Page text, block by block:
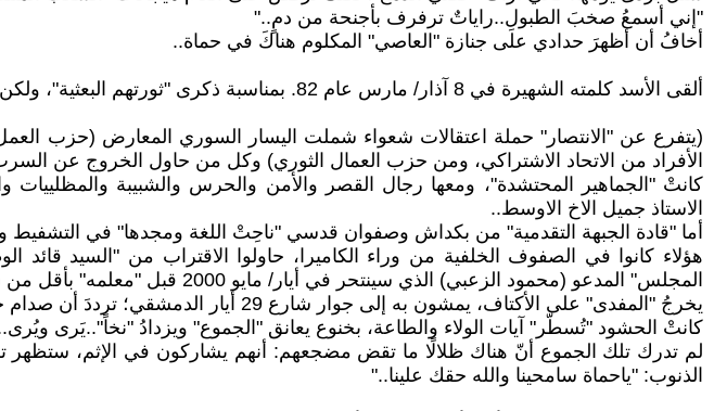
"إني أسمعُ صخبَ الطبولِ..راياتٌ ترفرف بأجنحة من دمٍ.."
أخافُ أن أظهرَ حدادي على جنازة "العاصي" المكلوم هناكَ في حماة..
ألقى الأسد كلمته الشهيرة في 8 آذار/ مارس عام 82. بمناسبة ذكرى "ثورتهم البعثية"، ولكن الأهم هو إعلان الانتصار على الإخوان المسلمين في حماة.
(يتفرع عن "الانتصار" حملة اعتقالات شعواء شملت اليسار السوري المعارض (حزب
الأفراد من الاتحاد الاشتراكي، ومن حزب العمال الثوري) وكل من حاول الخروج عن
كانتْ "الجماهير المحتشدة"، ومعها رجال القصر والأمن والحرس والشبيبة
الاستاذ جميل الاخ الاوسط..
أما "قادة الجبهة التقدمية" من بكداش وصفوان قدسي "ناحِتْ اللغة ومجدها" في التشفيط
هؤلاء كانوا في الصفوف الخلفية من وراء الكاميرا، حاولوا الاقتراب من "السيد
المجلس" المدعو (محمود الزعبي) الذي سينتحر في أيار/ مايو 2000 قبل "معلمه" بأقل من شهر، قيلَ أن الانتحار كان من الرأس خلفاً، لأنه "بَرم يديه"، ثم وضعَ مرآة كي يرى نفسه..
يخرجُ "المفدى" على الأكتاف، يمشون به إلى جوار شارع 29 أيار الدمشقي؛ ترددَ أن صدام حسين عدوه اللدود، تحداه أن يخرج بين الناس إلى الشوارع..
كانتْ الحشود "تُسطّر" آيات الولاء والطاعة، بخنوع يعانق "الجموع" ويزدادُ "نخاً"..يَرى
الذنوب: "ياحماة سامحينا والله حقك علينا.."